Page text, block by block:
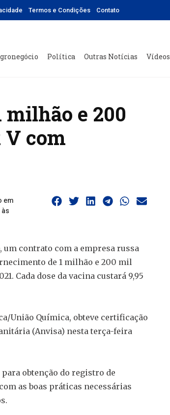
Termos e Condições Contato
Política Outras Notícias Vídeos
milhão e 200
com
em
às
um contrato com a empresa russa
de 1 milhão e 200 mil
Cada dose da vacina custará 9,95
União Química, obteve certificação
(Anvisa) nesta terça-feira
obtenção do registro de
as boas práticas necessárias